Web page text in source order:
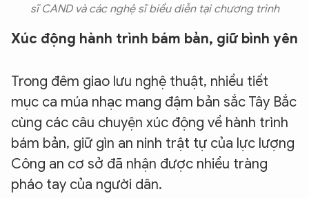
sĩ CAND và các nghệ sĩ biểu diễn tại chương trình
Xúc động hành trình bám bản, giữ bình yên
Trong đêm giao lưu nghệ thuật, nhiều tiết
mục ca múa nhạc mang đậm bản sắc Tây Bắc
cùng các câu chuyện xúc động về hành trình
bám bản, giữ gìn an ninh trật tự của lực lượng
Công an cơ sở đã nhận được nhiều tràng
pháo tay của người dân.